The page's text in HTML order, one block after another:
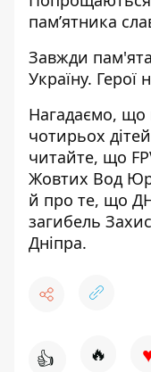
пам’ятника
Завжди
Україну.
Нагадаємо, що
чотирьох дітей
читайте, що
Жовтих Вод
й про те, що
загибель
Дніпра.
👍 🔥